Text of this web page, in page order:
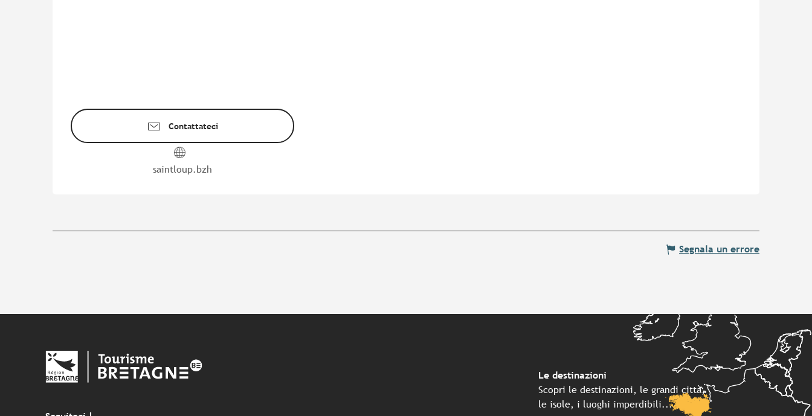
Contattateci
saintloup.bzh
Segnala un errore
Le destinazioni
Scopri le destinazioni, le grandi città,
le isole, i luoghi imperdibili...